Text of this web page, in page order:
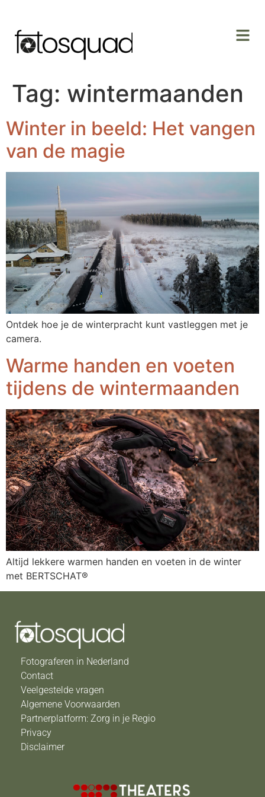
Tag: wintermaanden
Winter in beeld: Het vangen
van de magie
Ontdek hoe je de winterpracht kunt vastleggen met je
camera.
Warme handen en voeten
tijdens de wintermaanden
Altijd lekkere warmen handen en voeten in de winter
met BERTSCHAT®
Fotograferen in Nederland
Contact
Veelgestelde vragen
Algemene Voorwaarden
Partnerplatform: Zorg in je Regio
Privacy
Disclaimer